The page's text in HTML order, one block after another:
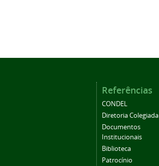
Referências
CONDEL
Diretoria Colegiada
Documentos
Institucionais
Biblioteca
Patrocínio